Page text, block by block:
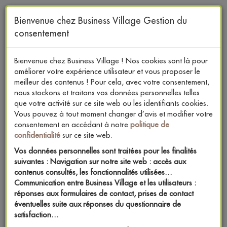
Skip
content
DU COEUR
DANSLE BUSINESS
CONVENTION | SÉMINAIRE | CONGRÈS | INCENTIVE |
Toggle
navigation
Bienvenue chez Business Village Gestion du
consentement
Bienvenue chez Business Village ! Nos cookies sont là pour
améliorer votre expérience utilisateur et vous proposer le
meilleur des contenus ! Pour cela, avec votre consentement,
nous stockons et traitons vos données personnelles telles
que votre activité sur ce site web ou les identifiants cookies.
Vous pouvez à tout moment changer d’avis et modifier votre
consentement en accédant à notre politique de
confidentialité sur ce site web.
Vos données personnelles sont traitées pour les finalités
suivantes : Navigation sur notre site web : accès aux
contenus consultés, les fonctionnalités utilisées…
Communication entre Business Village et les utilisateurs :
réponses aux formulaires de contact, prises de contact
éventuelles suite aux réponses du questionnaire de
satisfaction…